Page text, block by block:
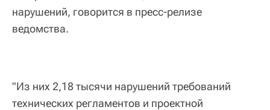
нарушений, говорится в пресс-релизе
ведомства.
"Из них 2,18 тысячи нарушений требований
технических регламентов и проектной